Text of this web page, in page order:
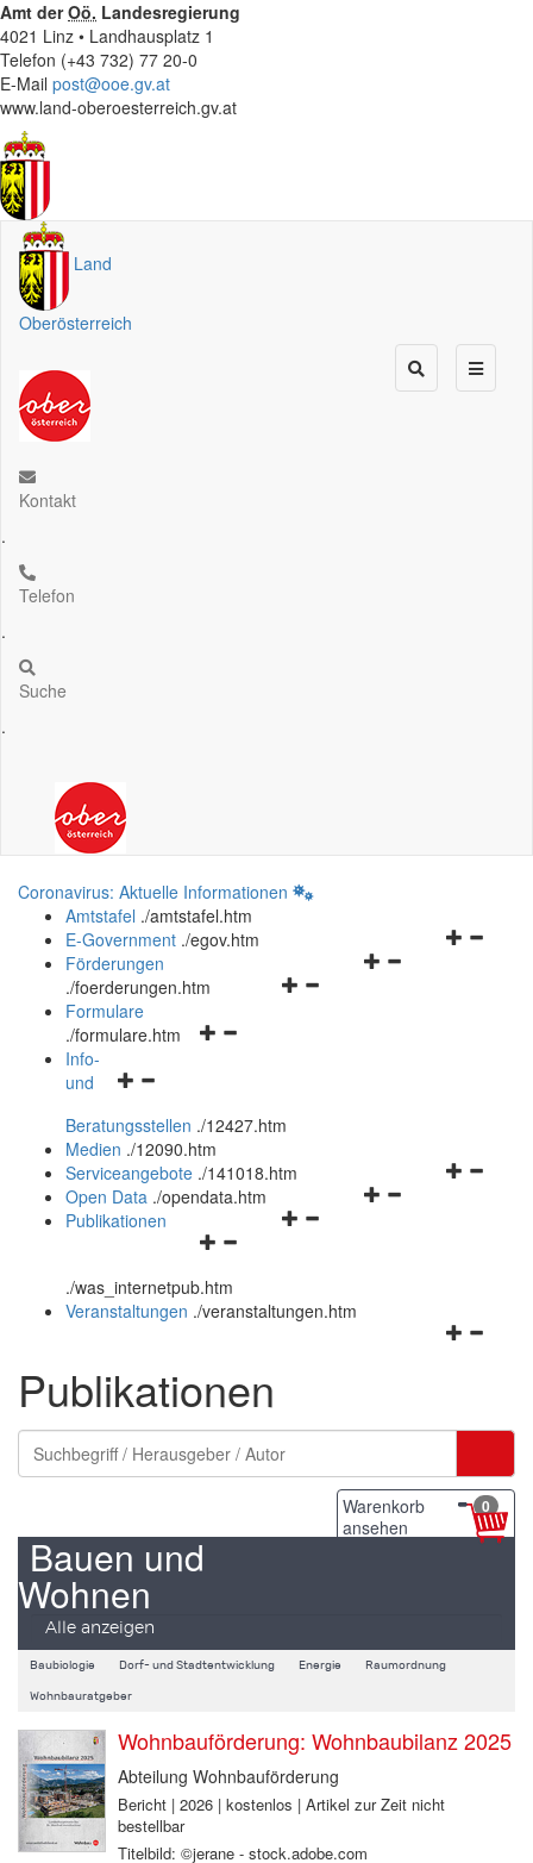
Amt derOö. Landesregierung
4021 Linz • Landhausplatz 1
Telefon (+43 732) 77 20-0
E-Mail post@ooe.gv.at
www.land-oberoesterreich.gv.at
Land
Oberösterreich
Kontakt
.
Telefon
.
Suche
.
Coronavirus: Aktuelle Informationen
Amtstafel ./amtstafel.htm
Navigationsmenü
E-Government ./egov.htm
Navigationsmenü
Förderungen
./foerderungen.htm
Navigationsmenü
Formulare
./formulare.htm
Navigationsmenü
und
schließen
Info-
und
Beratungsstellen ./12427.htm
Medien ./12090.htm
Navigationsmenü
Serviceangebote ./141018.htm
Navigationsmenü
Open Data ./opendata.htm
Navigationsmenü
und
schließen
Publikationen
./was_internetpub.htm
Veranstaltungen ./veranstaltungen.htm
Publikationen
Warenkorb
ansehen
0
Bauen und
Wohnen
Alle anzeigen
Baubiologie Dorf- und Stadtentwicklung Energie Raumordnung
Wohnbauratgeber
Wohnbauförderung: Wohnbaubilanz 2025
Abteilung Wohnbauförderung
Bericht | 2026 | kostenlos | Artikel zur Zeit nicht
bestellbar
Titelbild: ©jerane - stock.adobe.com